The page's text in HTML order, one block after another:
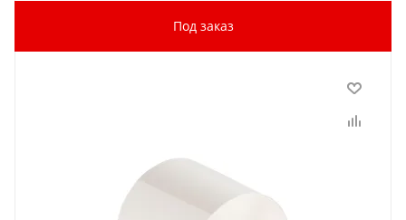
Под заказ